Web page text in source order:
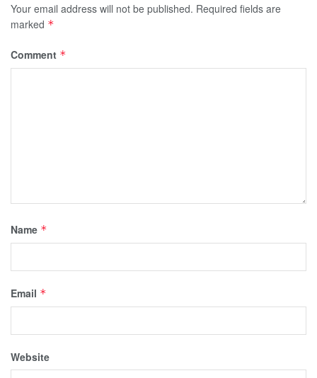
Your email address will not be published. Required fields are
marked *
Comment *
Name *
Email *
Website